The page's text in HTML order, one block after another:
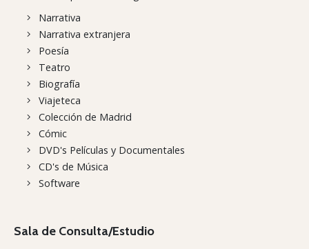
Narrativa
Narrativa extranjera
Poesía
Teatro
Biografía
Viajeteca
Colección de Madrid
Cómic
DVD's Películas y Documentales
CD's de Música
Software
Sala de Consulta/Estudio